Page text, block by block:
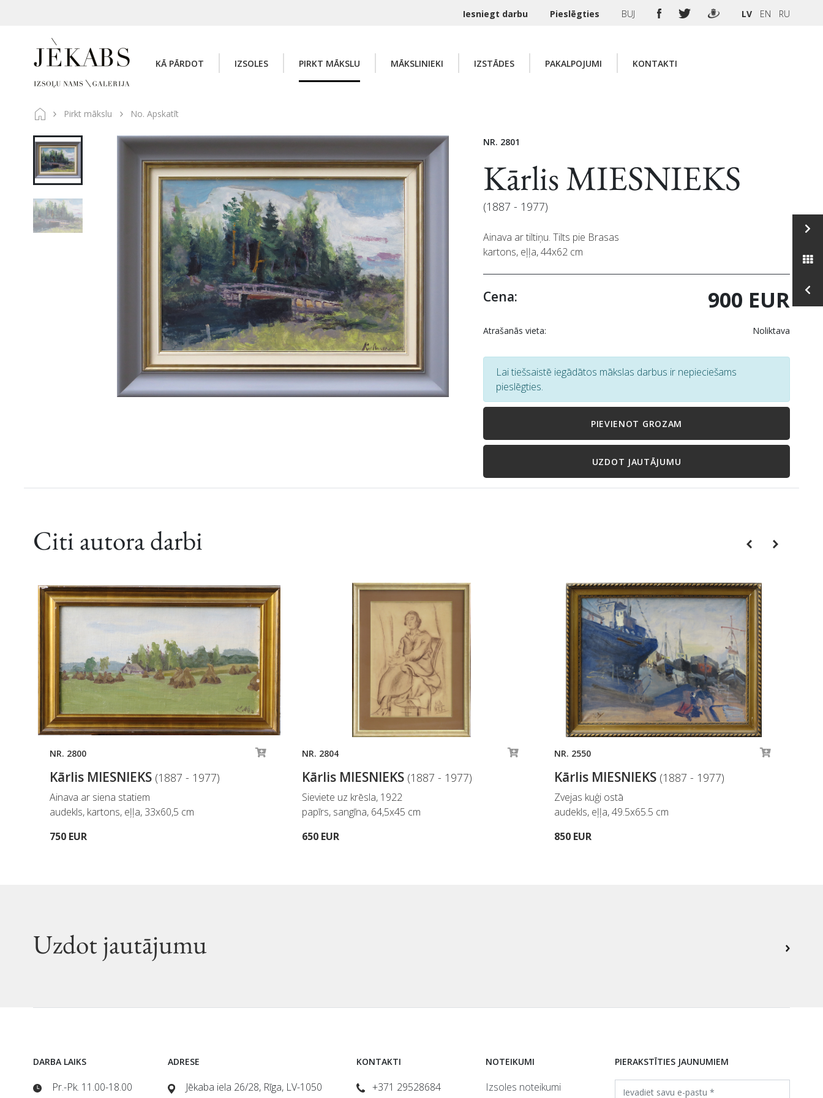
Iesniegt darbu Pieslēgties BUJ LV EN RU
KĀ PĀRDOT IZSOLES PIRKT MĀKSLU MĀKSLINIEKI IZSTĀDES PAKALPOJUMI KONTAKTI
Pirkt mākslu No. Apskatīt
NR. 2801
Kārlis MIESNIEKS
(1887 - 1977)
Ainava ar tiltiņu. Tilts pie Brasas
kartons, eļļa, 44x62 cm
Cena: 900 EUR
Atrašanās vieta: Noliktava
Lai tiešsaistē iegādātos mākslas darbus ir nepieciešams
pieslēgties.
PIEVIENOT GROZAM
UZDOT JAUTĀJUMU
Citi autora darbi PreviousNext
NR. 2800
Kārlis MIESNIEKS (1887 - 1977)
Ainava ar siena statiem
audekls, kartons, eļļa, 33x60,5 cm
750 EUR
NR. 2804
Kārlis MIESNIEKS (1887 - 1977)
Sieviete uz krēsla, 1922
papīrs, sangīna, 64,5x45 cm
650 EUR
NR. 2550
Kārlis MIESNIEKS (1887 - 1977)
Zvejas kuģi ostā
audekls, eļļa, 49.5x65.5 cm
850 EUR
Uzdot jautājumu
DARBA LAIKS
Pr.-Pk. 11.00-18.00
ADRESE
Jēkaba iela 26/28, Rīga, LV-1050
KONTAKTI
+371 29528684
NOTEIKUMI
Izsoles noteikumi
PIERAKSTĪTIES JAUNUMIEM